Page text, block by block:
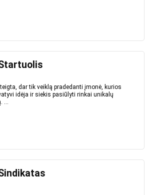
dar tik veiklą pradedanti įmonė, kurios
idėja ir siekis pasiūlyti rinkai unikalų
...